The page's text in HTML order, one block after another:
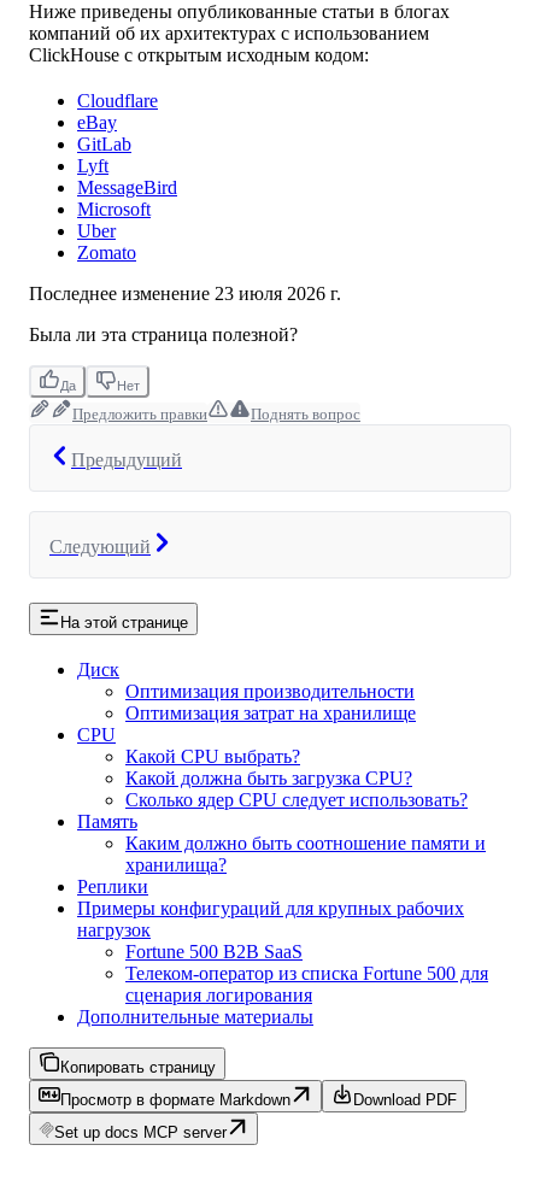
Ниже приведены опубликованные статьи в блогах
компаний об их архитектурах с использованием
ClickHouse с открытым исходным кодом:
Cloudflare
eBay
GitLab
Lyft
MessageBird
Microsoft
Uber
Zomato
Последнее изменение 23 июля 2026 г.
Была ли эта страница полезной?
Да Нет
Предложить правки Поднять вопрос
Предыдущий
Следующий
На этой странице
Диск
Оптимизация производительности
Оптимизация затрат на хранилище
CPU
Какой CPU выбрать?
Какой должна быть загрузка CPU?
Сколько ядер CPU следует использовать?
Память
Каким должно быть соотношение памяти и
хранилища?
Реплики
Примеры конфигураций для крупных рабочих
нагрузок
Fortune 500 B2B SaaS
Телеком-оператор из списка Fortune 500 для
сценария логирования
Дополнительные материалы
Копировать страницу
Просмотр в формате Markdown
Download PDF
Set up docs MCP server